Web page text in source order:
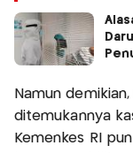
Namun
ditemukannya
Kemenkes RI